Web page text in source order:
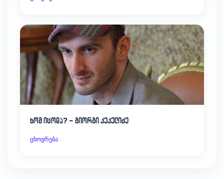
ხომ იცოდა? – გიორგი კეკელიძე
ცხოვრება